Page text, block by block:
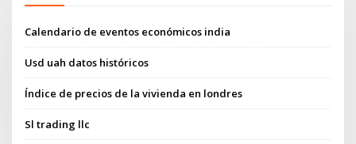
Calendario de eventos económicos india
Usd uah datos históricos
Índice de precios de la vivienda en londres
Sl trading llc